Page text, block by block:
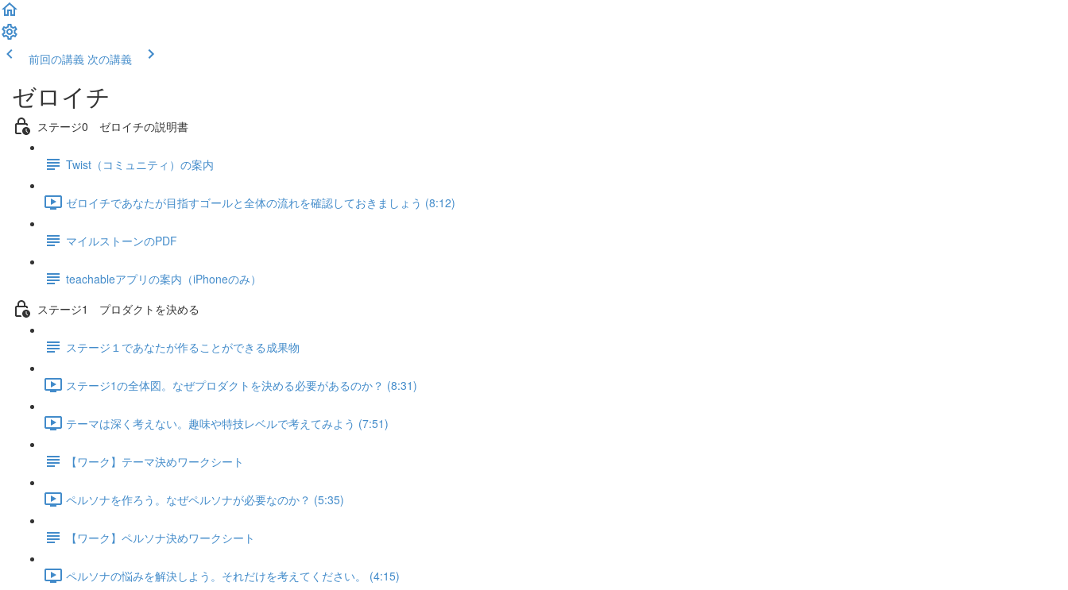
前回の講義 次の講義
ゼロイチ
ステージ0 ゼロイチの説明書
Twist（コミュニティ）の案内
ゼロイチであなたが目指すゴールと全体の流れを確認しておきましょう (8:12)
マイルストーンのPDF
teachableアプリの案内（iPhoneのみ）
ステージ1 プロダクトを決める
ステージ１であなたが作ることができる成果物
ステージ1の全体図。なぜプロダクトを決める必要があるのか？ (8:31)
テーマは深く考えない。趣味や特技レベルで考えてみよう (7:51)
【ワーク】テーマ決めワークシート
ペルソナを作ろう。なぜペルソナが必要なのか？ (5:35)
【ワーク】ペルソナ決めワークシート
ペルソナの悩みを解決しよう。それだけを考えてください。 (4:15)